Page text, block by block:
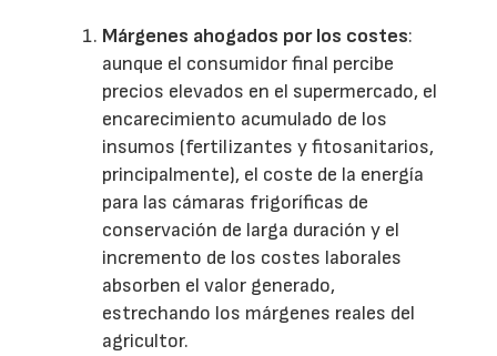
Márgenes ahogados por los costes:
aunque el consumidor final percibe
precios elevados en el supermercado, el
encarecimiento acumulado de los
insumos (fertilizantes y fitosanitarios,
principalmente), el coste de la energía
para las cámaras frigoríficas de
conservación de larga duración y el
incremento de los costes laborales
absorben el valor generado,
estrechando los márgenes reales del
agricultor.